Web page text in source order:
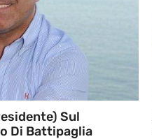
Sul
Di Battipaglia